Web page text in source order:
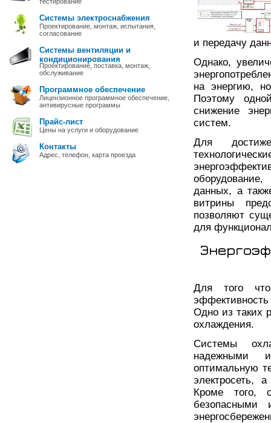
Системы электроснабжения
Проектирование, монтаж, испытания,
согласование
Системы вентиляции и
кондиционирования
Проектирование, поставка, монтаж,
обслуживание
Программное обеспечение
Лицензионное программное обеспечение,
антивирусные программы
Прайс-лист
Цены на услуги и оборудование
Контакты
Адрес, телефон, карта проезда
и передачу
Однако,
на энергию,
Поэтому
снижение
систем.
Для
данных, а
витрины
позволяют
для
Для того
Одно из таких
охлаждения.
Системы
надежными
оптимальную
электросеть,
Кроме того,
безопасными